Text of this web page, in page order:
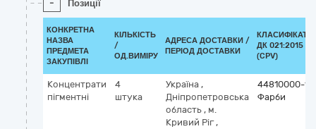
- Позиції
КОНКРЕТНА
НАЗВА
ПРЕДМЕТА
ЗАКУПІВЛІ
КІЛЬКІСТЬ
/
ОД.ВИМІРУ
АДРЕСА ДОСТАВКИ /
ПЕРІОД ДОСТАВКИ
ДК 021:2015
(CPV)
Концентрати
пігментні
4
штука
Україна ,
Дніпропетровська
область , м.
Кривий Ріг,
44810000-1
Фарби